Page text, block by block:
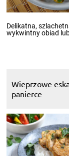
Delikatna,
wykwintny obiad
Wieprzowe
panierce